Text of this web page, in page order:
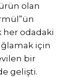
olan
her odadaki
için
bir
gelişti.